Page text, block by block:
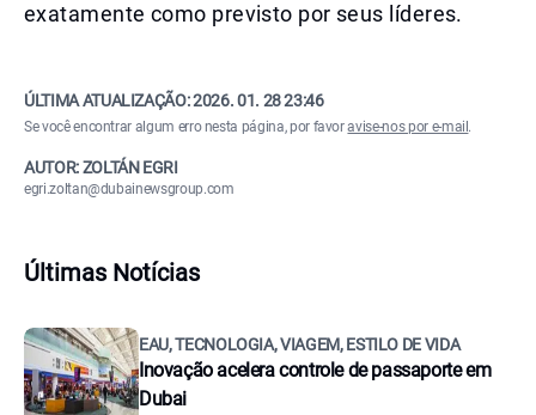
exatamente como previsto por seus líderes.
ÚLTIMA ATUALIZAÇÃO:2026. 01. 28 23:46
Se você encontrar algum erro nesta página, por favoravise-nos por e-mail .
AUTOR: ZOLTÁN EGRI
egri.zoltan@dubainewsgroup.com
Últimas Notícias
EAU, TECNOLOGIA, VIAGEM, ESTILO DE VIDA
Inovação acelera controle de passaporte em
Dubai